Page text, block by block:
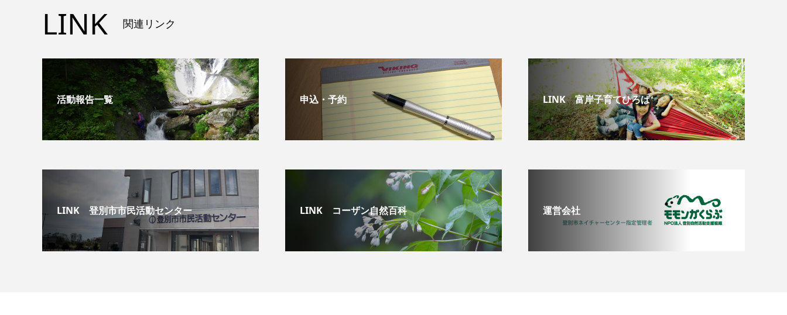
LINK 関連リンク
活動報告一覧 申込・予約 LINK 富岸子育てひろば
LINK 登別市市民活動センター LINK コーザン自然百科 運営会社